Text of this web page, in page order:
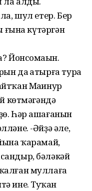
шул етер. Бер
ғына күтәргән
Йонсомаһын.
да һатырға тура
Маһинур
көтмәгәндә
Һәр ашағанын
-Әйҙә әле,
ҡарамай,
бәләкәй
муллаға
ине. Туҡһан